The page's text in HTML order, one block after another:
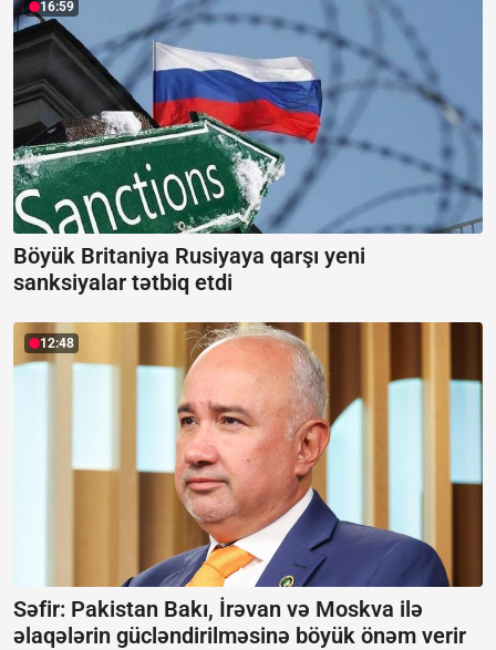
16:59
Böyük Britaniya Rusiyaya qarşı yeni
sanksiyalar tətbiq etdi
12:48
Səfir: Pakistan Bakı, İrəvan və Moskva ilə
əlaqələrin gücləndirilməsinə böyük önəm verir